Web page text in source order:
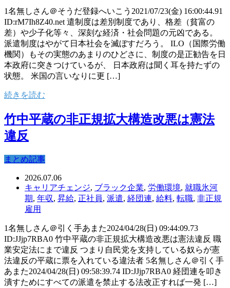
1名無しさん＠そうだ登録へいこう2021/07/23(金) 16:00:44.91
ID:rM7Ih8Z40.net 遣制度は差別制度であり、格差（貧富の
差）や少子化等々、深刻な経済・社会問題の元凶である。
派遣制度はやがて日本社会を滅ぼすだろう。 ILO（国際労働
機関）もその実態のあまりのひどさに、制度の是正勧告を日
本政府に突きつけているが、 日本政府は聞く耳を持たずの
状態。 米国の言いなりに更 […]
続きを読む
竹中平蔵の非正規拡大構造改悪は憲法
違反
まとめ記事
2026.07.06
キャリアチェンジ, ブラック企業, 労働環境, 就職氷河
期, 年収, 昇給, 正社員, 派遣, 経団連, 給料, 転職, 非正規
雇用
1名無しさん＠引く手あまた2024/04/28(日) 09:44:09.73
ID:JJjp7RBA0 竹中平蔵の非正規拡大構造改悪は憲法違反 職
業安定法にまで違反 つまり自民党を支持している奴らが憲
法違反の平蔵に票を入れている違法者 5名無しさん＠引く手
あまた2024/04/28(日) 09:58:39.74 ID:JJjp7RBA0 経団連を叩き
潰すためにすべての派遣を禁止する法改正すれば一発 […]